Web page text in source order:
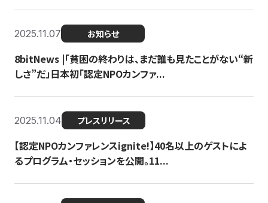
2025.11.07 お知らせ
8bitNews |「貧困の終わりは、まだ誰も見たことがない“新
しさ”だ」日本初「認定NPOカンファ...
2025.11.04 プレスリリース
【認定NPOカンファレンスignite!】40名以上のゲストによ
るプログラム・セッションを公開。11...